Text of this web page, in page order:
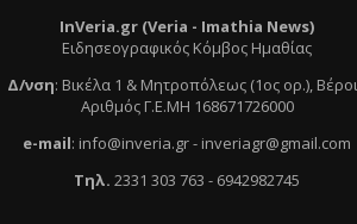
InVeria.gr (Veria - Ιmathia News)
Ειδησεογραφικός Κόμβος Ημαθίας
Δ/νση: Βικέλα 1 & Μητροπόλεως (1ος ορ.),
Αριθμός Γ.Ε.ΜΗ 168671726000
e-mail: info@inveria.gr- inveriagr@gmail.com
Τηλ. 2331 303 763 - 6942982745